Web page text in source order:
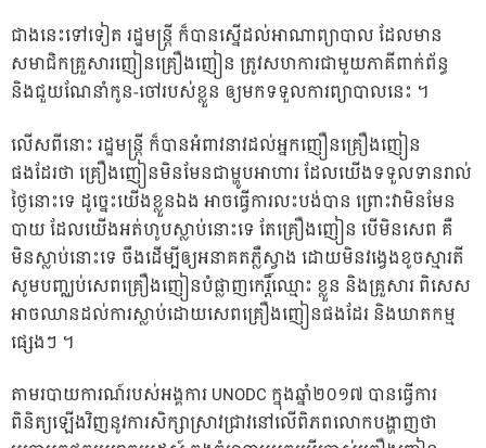
ជាងនេះទៅទៀត រដ្ឋមន្ដ្រី ក៏បានស្នើដល់អាណាព្យាបាល ដែលមាន
សមាជិកគ្រួសារញៀនគ្រឿងញៀន ត្រូវសហការជាមួយភាគីពាក់ព័ន្ធ
និងជួយណែនាំកូន-ចៅរបស់ខ្លួន ឲ្យមកទទួលការព្យាបាលនេះ ។
លើសពីនោះ រដ្ឋមន្ដ្រី ក៏បានអំពាវនាវដល់អ្នកញឿនគ្រឿងញៀន
ផងដែរថា គ្រឿងញៀនមិនមែនជាម្ហូបអាហារ ដែលយើងទទួលទានរាល់
ថ្ងៃនោះទេ ដូច្នេះយើងខ្លួនឯង អាចធ្វើការលះបង់បាន ព្រោះវាមិនមែន
បាយ ដែលយើងអត់ហូបស្លាប់នោះទេ តែគ្រឿងញៀន បើមិនសេព គឺ
មិនស្លាប់នោះទេ ចឹងដើម្បីឲ្យអនាគតភ្លឺស្វាង ដោយមិនវង្វេងខូចស្មារតី
សូមបញ្ឈប់សេពគ្រឿងញៀនបំផ្លាញកេរ្ដិ៍ឈ្មោះ ខ្លួន និងគ្រួសារ ពិសេស
អាចឈានដល់ការស្លាប់ដោយសេពគ្រឿងញៀនផងដែរ និងឃាតកម្ម
ផ្សេងៗ ។
តាមរបាយការណ៍របស់អង្គការ UNODC ក្នុងឆ្នាំ២០១៧ បានធ្វើការ
ពិនិត្យឡើងវិញនូវការសិក្សាស្រាវជ្រាវនៅលើពិភពលោកបង្ហាញថា